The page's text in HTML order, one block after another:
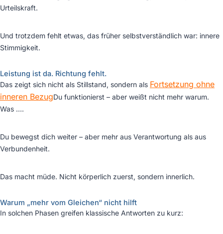
Urteilskraft.
Und trotzdem fehlt etwas, das früher selbstverständlich war: innere
Stimmigkeit.
Leistung ist da. Richtung fehlt.
Das zeigt sich nicht als Stillstand, sondern als Fortsetzung ohne
inneren BezugDu funktionierst – aber weißt nicht mehr warum.
Was ….
Du bewegst dich weiter – aber mehr aus Verantwortung als aus
Verbundenheit.
Das macht müde. Nicht körperlich zuerst, sondern innerlich.
Warum „mehr vom Gleichen“ nicht hilft
In solchen Phasen greifen klassische Antworten zu kurz: